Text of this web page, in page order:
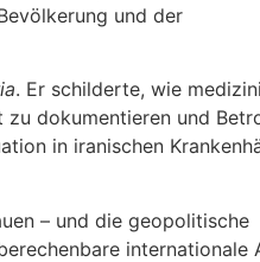
und der
. Er schilderte, wie
zu dokumentieren und
in iranischen
– und die geopolitische
internationale